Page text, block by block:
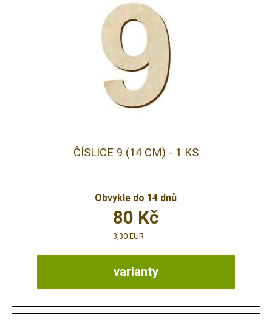
ČÍSLICE 9 (14 CM) - 1 KS
Obvykle do 14 dnů
varianty
80 Kč
3,30 EUR